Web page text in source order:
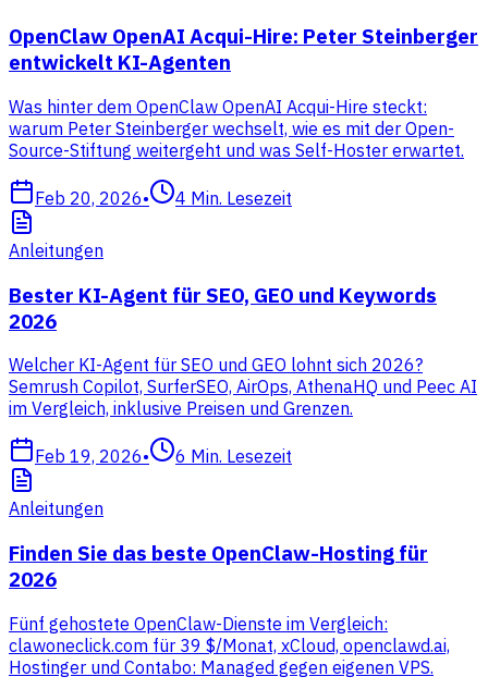
OpenClaw OpenAI Acqui-Hire: Peter Steinberger
entwickelt KI-Agenten
Was hinter dem OpenClaw OpenAI Acqui-Hire steckt:
warum Peter Steinberger wechselt, wie es mit der Open-
Source-Stiftung weitergeht und was Self-Hoster erwartet.
Feb 20, 2026• 4 Min. Lesezeit
Anleitungen
Bester KI-Agent für SEO, GEO und Keywords
2026
Welcher KI-Agent für SEO und GEO lohnt sich 2026?
Semrush Copilot, SurferSEO, AirOps, AthenaHQ und Peec AI
im Vergleich, inklusive Preisen und Grenzen.
Feb 19, 2026• 6 Min. Lesezeit
Anleitungen
Finden Sie das beste OpenClaw-Hosting für
2026
Fünf gehostete OpenClaw-Dienste im Vergleich:
clawoneclick.com für 39 $/Monat, xCloud, openclawd.ai,
Hostinger und Contabo: Managed gegen eigenen VPS.